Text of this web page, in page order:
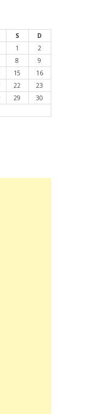
S
D
1
2
8
9
15
16
22
23
29
30